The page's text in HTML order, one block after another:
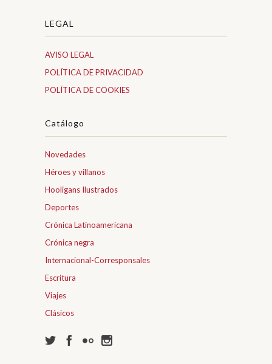
LEGAL
AVISO LEGAL
POLÍTICA DE PRIVACIDAD
POLÍTICA DE COOKIES
Catálogo
Novedades
Héroes y villanos
Hooligans Ilustrados
Deportes
Crónica Latinoamericana
Crónica negra
Internacional-Corresponsales
Escritura
Viajes
Clásicos